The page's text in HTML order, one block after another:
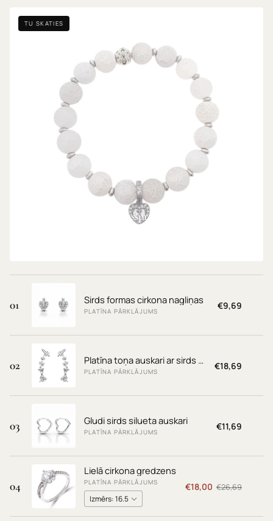
TU SKATIES
Harmoniska matēta rokassprādze ar sirds kulonu
01 Sirds formas cirkona nagliņas
PLATĪNA PĀRKLĀJUMS
€9,69
02 Platīna toņa auskari ar sirds formas cirkoniem
PLATĪNA PĀRKLĀJUMS
€18,69
03 Gludi sirds silueta auskari
PLATĪNA PĀRKLĀJUMS
€11,69
04
Lielā cirkona gredzens
PLATĪNA PĀRKLĀJUMS €18,00 €26,69